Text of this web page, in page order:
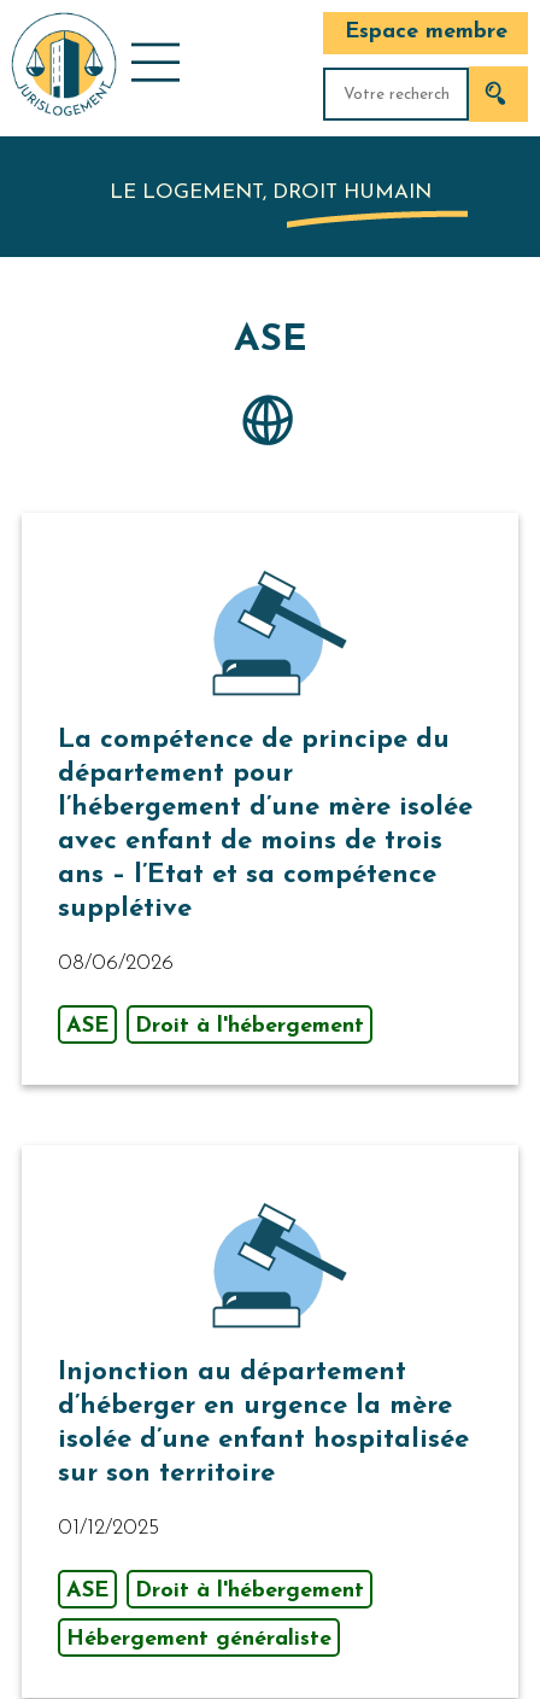
Espace membre
LE LOGEMENT, DROIT HUMAIN
ASE
La compétence de principe du
département pour
l’hébergement d’une mère isolée
avec enfant de moins de trois
ans – l’Etat et sa compétence
supplétive
08/06/2026
ASE Droit à l'hébergement
Injonction au département
d’héberger en urgence la mère
isolée d’une enfant hospitalisée
sur son territoire
01/12/2025
ASE Droit à l'hébergement
Hébergement généraliste